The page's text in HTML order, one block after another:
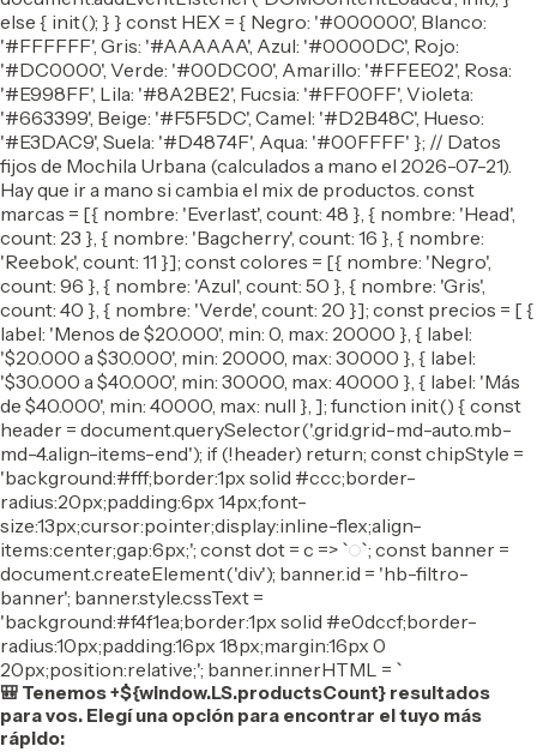
else { init(); } } const HEX = { Negro: '#000000', Blanco:
'#FFFFFF', Gris: '#AAAAAA', Azul: '#0000DC', Rojo:
'#DC0000', Verde: '#00DC00', Amarillo: '#FFEE02', Rosa:
'#E998FF', Lila: '#8A2BE2', Fucsia: '#FF00FF', Violeta:
'#663399', Beige: '#F5F5DC', Camel: '#D2B48C', Hueso:
'#E3DAC9', Suela: '#D4874F', Aqua: '#00FFFF' }; // Datos
fijos de Mochila Urbana (calculados a mano el 2026-07-21).
Hay que ir a mano si cambia el mix de productos. const
marcas = [{ nombre: 'Everlast', count: 48 }, { nombre: 'Head',
count: 23 }, { nombre: 'Bagcherry', count: 16 }, { nombre:
'Reebok', count: 11 }]; const colores = [{ nombre: 'Negro',
count: 96 }, { nombre: 'Azul', count: 50 }, { nombre: 'Gris',
count: 40 }, { nombre: 'Verde', count: 20 }]; const precios = [ {
label: 'Menos de $20.000', min: 0, max: 20000 }, { label:
'$20.000 a $30.000', min: 20000, max: 30000 }, { label:
'$30.000 a $40.000', min: 30000, max: 40000 }, { label: 'Más
de $40.000', min: 40000, max: null }, ]; function init() { const
header = document.querySelector('.grid.grid-md-auto.mb-
md-4.align-items-end'); if (!header) return; const chipStyle =
'background:#fff;border:1px solid #ccc;border-
radius:20px;padding:6px 14px;font-
size:13px;cursor:pointer;display:inline-flex;align-
items:center;gap:6px;'; const dot = c => ` `; const banner =
document.createElement('div'); banner.id = 'hb-filtro-
banner'; banner.style.cssText =
'background:#f4f1ea;border:1px solid #e0dccf;border-
radius:10px;padding:16px 18px;margin:16px 0
20px;position:relative;'; banner.innerHTML = `
🎒 Tenemos +${window.LS.productsCount} resultados
para vos. Elegí una opción para encontrar el tuyo más
rápido: